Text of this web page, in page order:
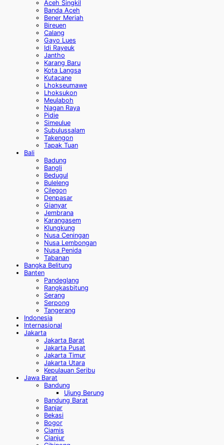
Aceh Singkil
Banda Aceh
Bener Meriah
Bireuen
Calang
Gayo Lues
Idi Rayeuk
Jantho
Karang Baru
Kota Langsa
Kutacane
Lhokseumawe
Lhoksukon
Meulaboh
Nagan Raya
Pidie
Simeulue
Subulussalam
Takengon
Tapak Tuan
Bali
Badung
Bangli
Bedugul
Buleleng
Cilegon
Denpasar
Gianyar
Jembrana
Karangasem
Klungkung
Nusa Ceningan
Nusa Lembongan
Nusa Penida
Tabanan
Bangka Belitung
Banten
Pandeglang
Rangkasbitung
Serang
Serpong
Tangerang
Indonesia
Internasional
Jakarta
Jakarta Barat
Jakarta Pusat
Jakarta Timur
Jakarta Utara
Kepulauan Seribu
Jawa Barat
Bandung
Ujung Berung
Bandung Barat
Banjar
Bekasi
Bogor
Ciamis
Cianjur